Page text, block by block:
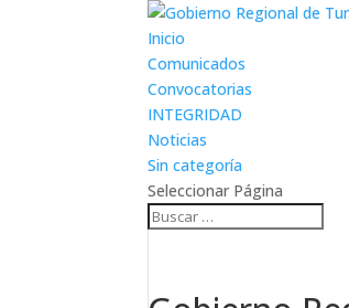
Inicio
Comunicados
Convocatorias
INTEGRIDAD
Noticias
Sin categoría
Seleccionar Página